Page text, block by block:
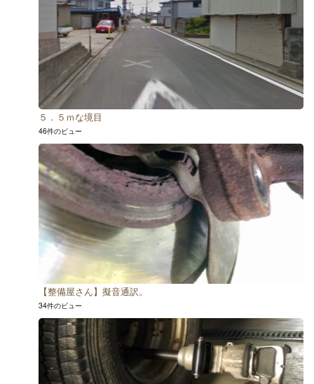
５．５ｍな境目
46件のビュー
【整備屋さん】擬音通訳。
34件のビュー